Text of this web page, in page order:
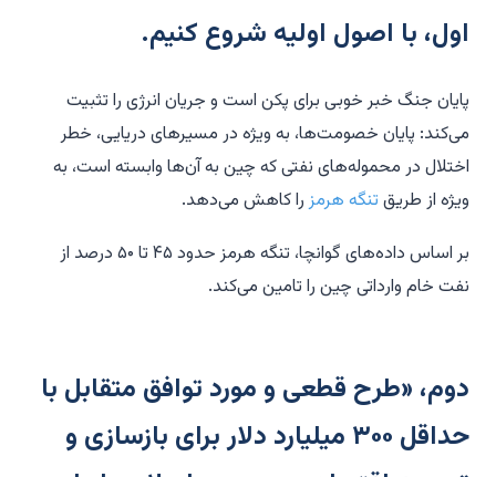
اول، با اصول اولیه شروع کنیم.
پایان جنگ خبر خوبی برای پکن است و جریان انرژی را تثبیت
می‌کند: پایان خصومت‌ها، به ویژه در مسیرهای دریایی، خطر
اختلال در محموله‌های نفتی که چین به آن‌ها وابسته است، به
ویژه از طریق تنگه هرمزرا کاهش می‌دهد.
بر اساس داده‌های گوانچا، تنگه هرمز حدود ۴۵ تا ۵۰ درصد از
نفت خام وارداتی چین را تامین می‌کند.
دوم، «طرح قطعی و مورد توافق متقابل با
حداقل ۳۰۰ میلیارد دلار برای بازسازی و